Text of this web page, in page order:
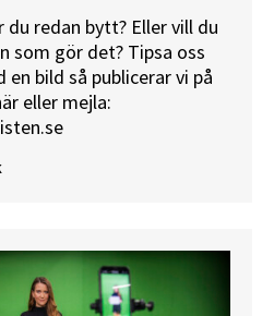
du redan bytt? Eller vill du
som gör det? Tipsa oss
en bild så publicerar vi på
eller mejla: